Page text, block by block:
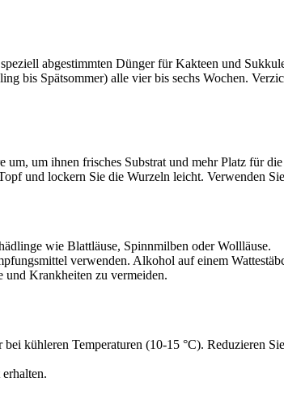
abgestimmten Dünger für Kakteen und
bis Spätsommer) alle vier bis sechs Wochen.
um ihnen frisches Substrat und mehr Platz für
und lockern Sie die Wurzeln leicht. Verwenden
wie Blattläuse, Spinnmilben oder Wollläuse.
verwenden. Alkohol auf einem
und Krankheiten zu vermeiden.
kühleren Temperaturen (10-15 °C). Reduzieren